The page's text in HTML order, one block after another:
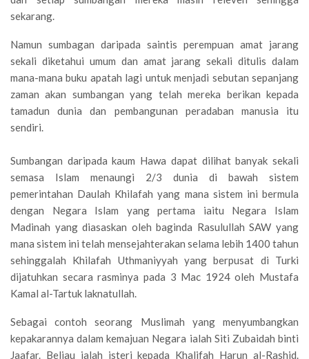
sekarang.
Namun sumbagan daripada saintis perempuan amat jarang
sekali diketahui umum dan amat jarang sekali ditulis dalam
mana-mana buku apatah lagi untuk menjadi sebutan sepanjang
zaman akan sumbangan yang telah mereka berikan kepada
tamadun dunia dan pembangunan peradaban manusia itu
sendiri.
Sumbangan daripada kaum Hawa dapat dilihat banyak sekali
semasa Islam menaungi 2/3 dunia di bawah sistem
pemerintahan Daulah Khilafah yang mana sistem ini bermula
dengan Negara Islam yang pertama iaitu Negara Islam
Madinah yang diasaskan oleh baginda Rasulullah SAW yang
mana sistem ini telah mensejahterakan selama lebih 1400 tahun
sehinggalah Khilafah Uthmaniyyah yang berpusat di Turki
dijatuhkan secara rasminya pada 3 Mac 1924 oleh Mustafa
Kamal al-Tartuk laknatullah.
Sebagai contoh seorang Muslimah yang menyumbangkan
kepakarannya dalam kemajuan Negara ialah Siti Zubaidah binti
Jaafar. Beliau ialah isteri kepada Khalifah Harun al-Rashid.